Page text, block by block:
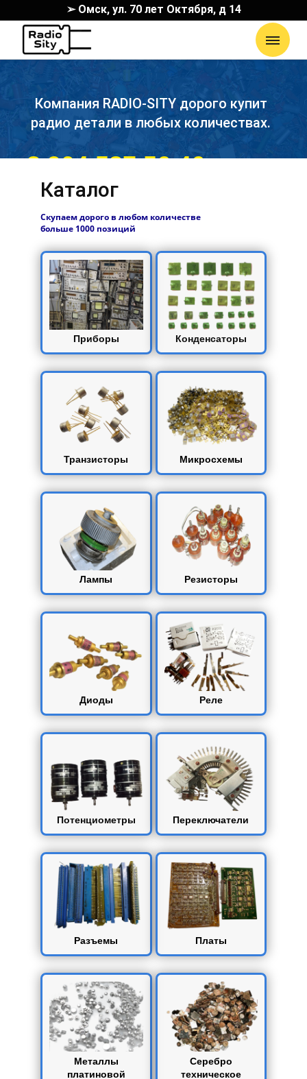
➢ Омск, ул. 70 лет Октября, д 14
Компания RADIO-SITY дорого купит
радио детали в любых количествах.
8 904 587 56 46
Каталог
Скупаем дорого в любом количестве
больше 1000 позиций
Приборы Конденсаторы
Транзисторы Микросхемы
Лампы Резисторы
Диоды Реле
Потенциометры Переключатели
Разъемы Платы
Металлы
платиновой
Серебро
техническое